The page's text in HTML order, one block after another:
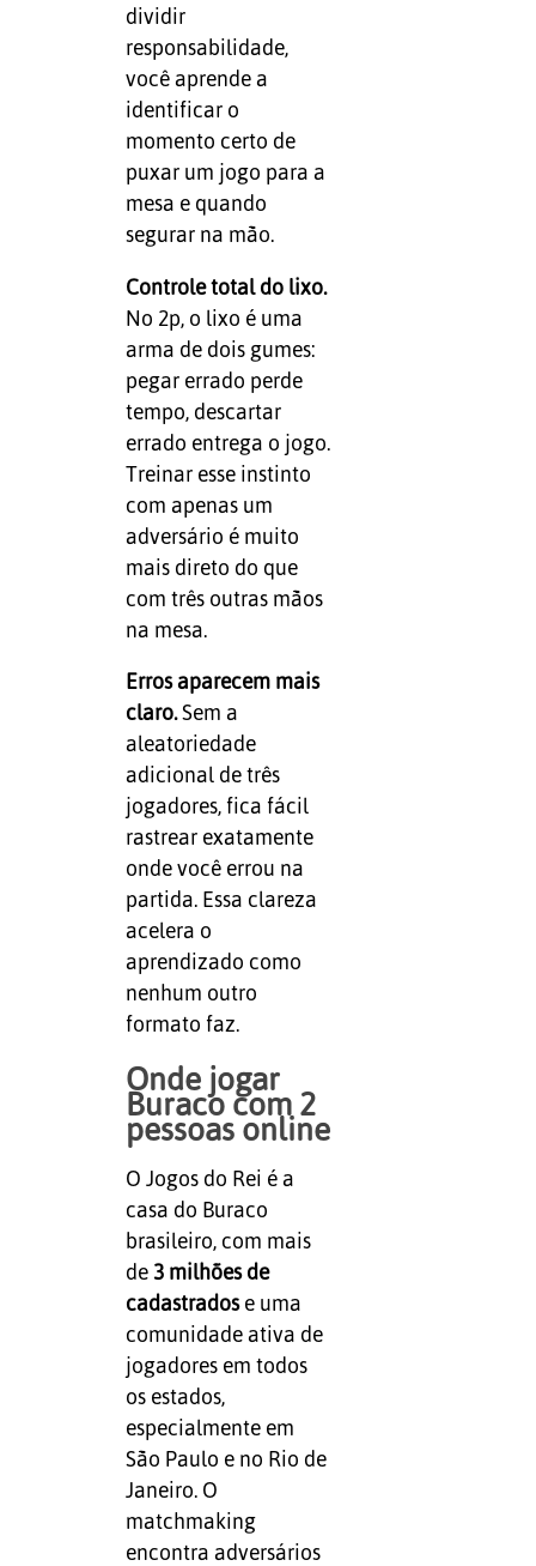
dividir
responsabilidade,
você aprende a
identificar o
momento certo de
puxar um jogo para a
mesa e quando
segurar na mão.
Controle total do lixo.
No 2p, o lixo é uma
arma de dois gumes:
pegar errado perde
tempo, descartar
errado entrega o jogo.
Treinar esse instinto
com apenas um
adversário é muito
mais direto do que
com três outras mãos
na mesa.
Erros aparecem mais
claro.Sem a
aleatoriedade
adicional de três
jogadores, fica fácil
rastrear exatamente
onde você errou na
partida. Essa clareza
acelera o
aprendizado como
nenhum outro
formato faz.
Onde jogar
Buraco com 2
pessoas online
O Jogos do Rei é a
casa do Buraco
brasileiro, com mais
de 3 milhões de
cadastradose uma
comunidade ativa de
jogadores em todos
os estados,
especialmente em
São Paulo e no Rio de
Janeiro. O
matchmaking
encontra adversários